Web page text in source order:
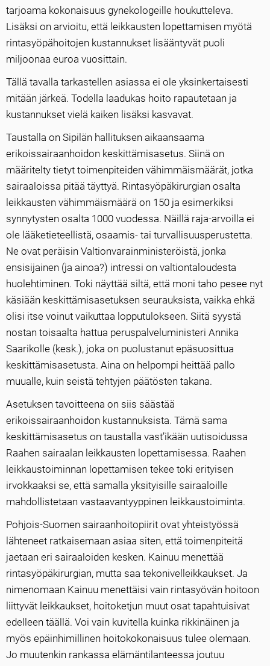
tarjoama kokonaisuus gynekologeille houkutteleva.
Lisäksi on arvioitu, että leikkausten lopettamisen myötä
rintasyöpähoitojen kustannukset lisääntyvät puoli
miljoonaa euroa vuosittain.
Tällä tavalla tarkastellen asiassa ei ole yksinkertaisesti
mitään järkeä. Todella laadukas hoito rapautetaan ja
kustannukset vielä kaiken lisäksi kasvavat.
Taustalla on Sipilän hallituksen aikaansaama
erikoissairaanhoidon keskittämisasetus. Siinä on
määritelty tietyt toimenpiteiden vähimmäismäärät, jotka
sairaaloissa pitää täyttyä. Rintasyöpäkirurgian osalta
leikkausten vähimmäismäärä on 150 ja esimerkiksi
synnytysten osalta 1000 vuodessa. Näillä raja-arvoilla ei
ole lääketieteellistä, osaamis- tai turvallisuusperustetta.
Ne ovat peräisin Valtionvarainministeröistä, jonka
ensisijainen (ja ainoa?) intressi on valtiontaloudesta
huolehtiminen. Toki näyttää siltä, että moni taho pesee nyt
käsiään keskittämisasetuksen seurauksista, vaikka ehkä
olisi itse voinut vaikuttaa lopputulokseen. Siitä syystä
nostan toisaalta hattua peruspalveluministeri Annika
Saarikolle (kesk.), joka on puolustanut epäsuosittua
keskittämisasetusta. Aina on helpompi heittää pallo
muualle, kuin seistä tehtyjen päätösten takana.
Asetuksen tavoitteena on siis säästää
erikoissairaanhoidon kustannuksista. Tämä sama
keskittämisasetus on taustalla vast’ikään uutisoidussa
Raahen sairaalan leikkausten lopettamisessa. Raahen
leikkaustoiminnan lopettamisen tekee toki erityisen
irvokkaaksi se, että samalla yksityisille sairaaloille
mahdollistetaan vastaavantyyppinen leikkaustoiminta.
Pohjois-Suomen sairaanhoitopiirit ovat yhteistyössä
lähteneet ratkaisemaan asiaa siten, että toimenpiteitä
jaetaan eri sairaaloiden kesken. Kainuu menettää
rintasyöpäkirurgian, mutta saa tekonivelleikkaukset. Ja
nimenomaan Kainuu menettäisi vain rintasyövän hoitoon
liittyvät leikkaukset, hoitoketjun muut osat tapahtuisivat
edelleen täällä. Voi vain kuvitella kuinka rikkinäinen ja
myös epäinhimillinen hoitokokonaisuus tulee olemaan.
Jo muutenkin rankassa elämäntilanteessa joutuu